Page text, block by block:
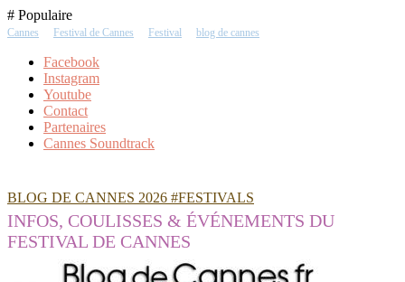
Skip
To
# Populaire
Cannes Festival de Cannes Festival blog de cannes
Facebook
Instagram
Youtube
Contact
Partenaires
Cannes Soundtrack
BLOG DE CANNES 2026 #FESTIVALS
INFOS, COULISSES & ÉVÉNEMENTS DU
FESTIVAL DE CANNES